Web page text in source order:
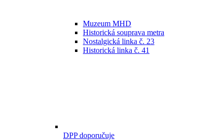
Muzeum MHD
Historická souprava metra
Nostalgická linka č. 23
Historická linka č. 41
DPP doporučuje